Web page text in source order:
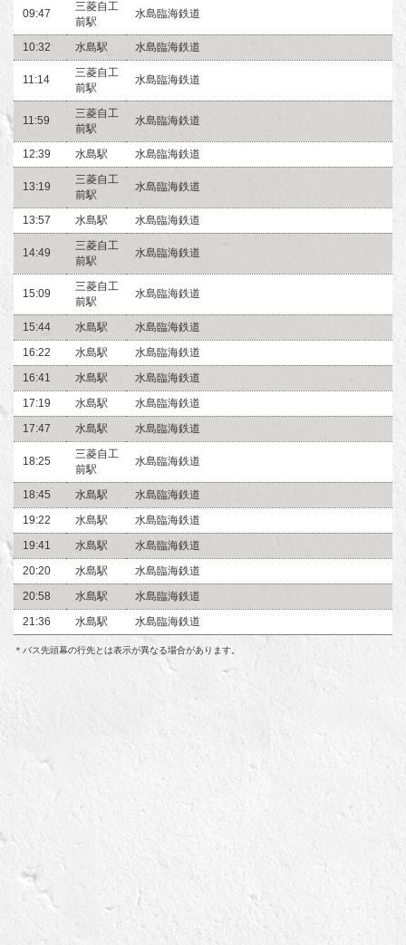
09:47
三菱自工
前駅
水島臨海鉄道
10:32 水島駅 水島臨海鉄道
11:14
三菱自工
前駅
水島臨海鉄道
11:59
三菱自工
前駅
水島臨海鉄道
12:39 水島駅 水島臨海鉄道
13:19
三菱自工
前駅
水島臨海鉄道
13:57 水島駅 水島臨海鉄道
14:49
三菱自工
前駅
水島臨海鉄道
15:09
三菱自工
前駅
水島臨海鉄道
15:44 水島駅
水島臨海鉄道
16:22
水島駅
水島臨海鉄道
16:41
水島駅
水島臨海鉄道
17:19
水島駅
水島臨海鉄道
17:47
水島駅 水島臨海鉄道
18:25
三菱自工
前駅
水島臨海鉄道
18:45 水島駅
水島臨海鉄道
19:22
水島駅
水島臨海鉄道
19:41
水島駅
水島臨海鉄道
20:20
水島駅
水島臨海鉄道
20:58
水島駅
水島臨海鉄道
21:36
水島駅 水島臨海鉄道
＊バス先頭幕の行先とは表示が異なる場合があります。